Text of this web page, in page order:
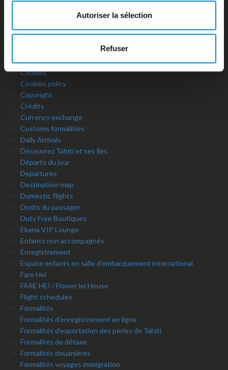
Autoriser la sélection
Refuser
Comment venir à l’aéroport Tahiti Faa’a ?
Compagnies aériennes
Comptoir d’information
Contacts utiles
Cookies
Cookies policy
Copyright
Crédits
Currency exchange
Customs formalities
Daily Arrivals
Découvrez Tahiti et ses îles
Départs du jour
Departures
Destination-map
Domestic flights
Droits du passager
Duty Free Boutiques
Ekena VIP Lounge
Enfants non accompagnés
Enregistrement
Espace enfants en salle d’embarquement international
Fare Hei
FARE HEI / Flower lei House
Flight schedules
Formalités
Formalités d’enregistrement en ligne
Formalités d’exportation des perles de Tahiti
Formalités de détaxe
Formalités douanières
Formalités voyages immigration